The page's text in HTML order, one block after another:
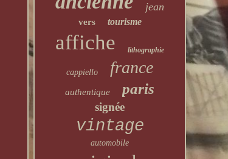
jean
vers tourisme
affiche lithographie
cappiello france
authentique paris
signée
vintage
automobile